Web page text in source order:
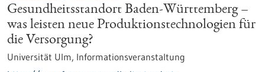
Gesundheitsstandort Baden-Württemberg –
was leisten neue Produktionstechnologien für
die Versorgung?
Universität Ulm, Informationsveranstaltung